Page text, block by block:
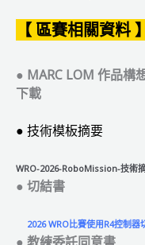
【 區賽相關資料 】
● MARC LOM 作品構
下載
● 技術模板摘要
WRO-2026-RoboMission-技術
● 切結書
2026 WRO比賽使用R4控制器